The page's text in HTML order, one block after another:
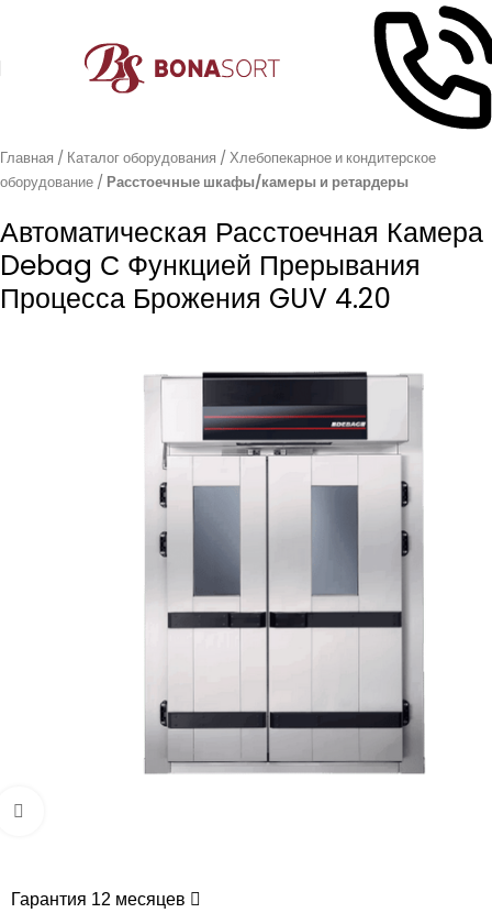
Главная Каталог оборудования
Хлебопекарное и кондитерское
оборудование
Расстоечные шкафы/камеры и ретардеры
Автоматическая Расстоечная Камера
Debag С Функцией Прерывания
Процесса Брожения GUV 4.20
Гарантия 12 месяцев